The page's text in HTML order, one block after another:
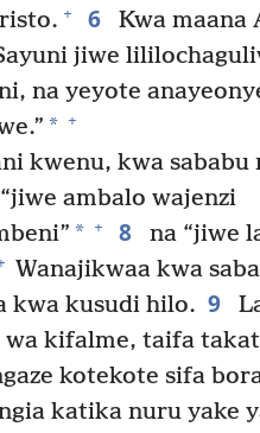
+ 6
Kwa maana
jiwe
na yeyote
* +
kwenu, kwa sababu
ambalo wajenzi
* + 8
na “jiwe
Wanajikwaa kwa
kwa kusudi hilo. 9
kifalme, taifa
kotekote sifa
katika nuru yake